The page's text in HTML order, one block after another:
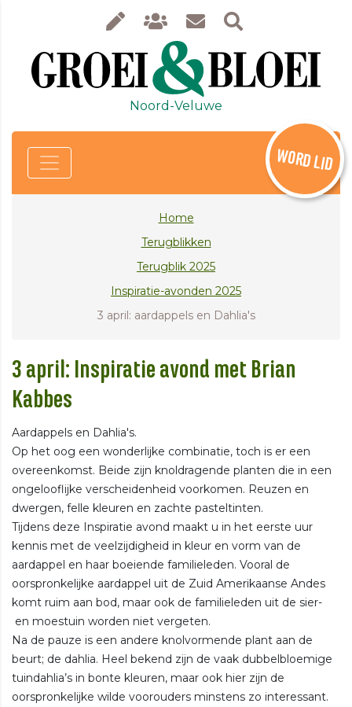
Noord-Veluwe
WORD LID
Home
Terugblikken
Terugblik 2025
Inspiratie-avonden 2025
3 april: aardappels en Dahlia's
3 april: Inspiratie avond met Brian
Kabbes
Aardappels en Dahlia's.
Op het oog een wonderlijke combinatie, toch is er een
overeenkomst. Beide zijn knoldragende planten die in een
ongelooflijke verscheidenheid voorkomen. Reuzen en
dwergen, felle kleuren en zachte pasteltinten.
Tijdens deze Inspiratie avond maakt u in het eerste uur
kennis met de veelzijdigheid in kleur en vorm van de
aardappel en haar boeiende familieleden. Vooral de
oorspronkelijke aardappel uit de Zuid Amerikaanse Andes
komt ruim aan bod, maar ook de familieleden uit de sier-
en moestuin worden niet vergeten.
Na de pauze is een andere knolvormende plant aan de
beurt; de dahlia. Heel bekend zijn de vaak dubbelbloemige
tuindahlia’s in bonte kleuren, maar ook hier zijn de
oorspronkelijke wilde voorouders minstens zo interessant.